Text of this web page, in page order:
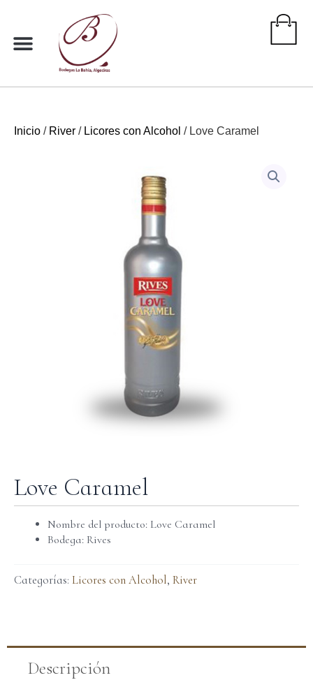
contenido
Inicio / River / Licores con Alcohol / Love Caramel
Love Caramel
Nombre del producto: Love Caramel
Bodega: Rives
Categorías: Licores con Alcohol, River
Descripción